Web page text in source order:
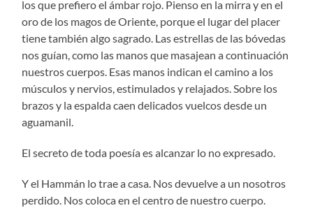
los que prefiero el ámbar rojo. Pienso en la mirra y en el
oro de los magos de Oriente, porque el lugar del placer
tiene también algo sagrado. Las estrellas de las bóvedas
nos guían, como las manos que masajean a continuación
nuestros cuerpos. Esas manos indican el camino a los
músculos y nervios, estimulados y relajados. Sobre los
brazos y la espalda caen delicados vuelcos desde un
aguamanil.
El secreto de toda poesía es alcanzar lo no expresado.
Y el Hammán lo trae a casa. Nos devuelve a un nosotros
perdido. Nos coloca en el centro de nuestro cuerpo.